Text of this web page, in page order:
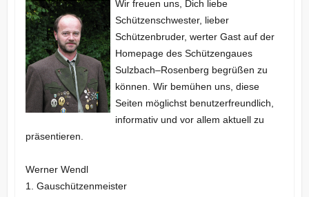
Wir freuen uns, Dich liebe
Schützenschwester, lieber
Schützenbruder, werter Gast auf der
Homepage des Schützengaues
Sulzbach–Rosenberg begrüßen zu
können. Wir bemühen uns, diese
Seiten möglichst benutzerfreundlich,
informativ und vor allem aktuell zu
präsentieren.
Werner Wendl
1. Gauschützenmeister